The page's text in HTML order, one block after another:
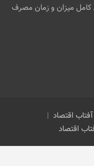
میزان و زمان مصرف
اقتصاد
اقتصاد